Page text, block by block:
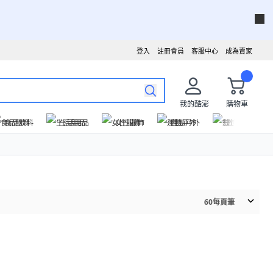
成為賣家
客服中心
註冊會員
登入
我的酷澎
購物車
食品飲料
生活用品 女性服飾 運動戶外 數位家電
60每頁筆